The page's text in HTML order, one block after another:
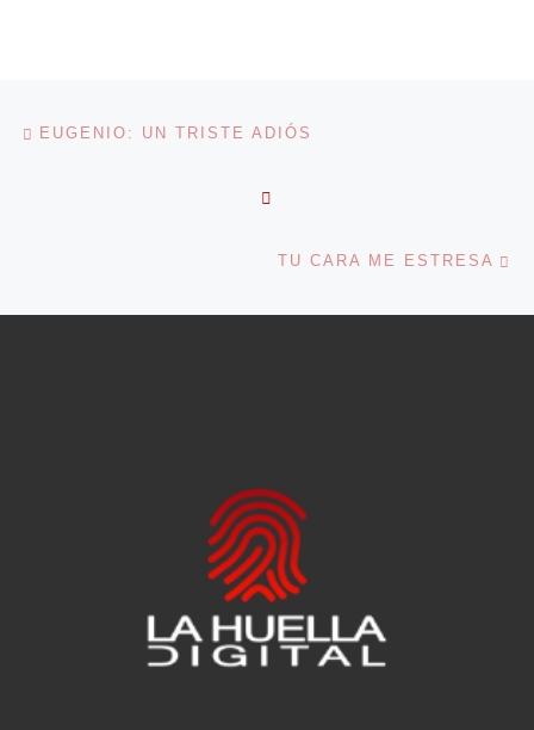
Navegación de entradas
EUGENIO: UN TRISTE ADIÓS
TU CARA ME ESTRESA